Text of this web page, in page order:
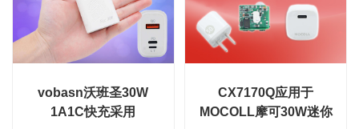
插头上面的一端是USB接口，
我们可以直接连接自己的手机
充电线。另一头是一个三孔的
插头，是连接电动车电瓶充电
口的。其实就是一个电瓶车充
电口转“USB的一个“转接头”，
我们不仅可以用来给手机充
CX2919C组成了极具市场竞争
优势的一款30W单C口快充解
决方案，该方案外围精简、性
能稳定、高效率、低温升且易
过认证。<br/>30W单C口快充
全套PD方案参考设计模块展
示：<br/>一、乐鱼体育30W单
vobasn沃班圣30W
1A1C快充采用
CX7170Q应用于
MOCOLL摩可30W迷你